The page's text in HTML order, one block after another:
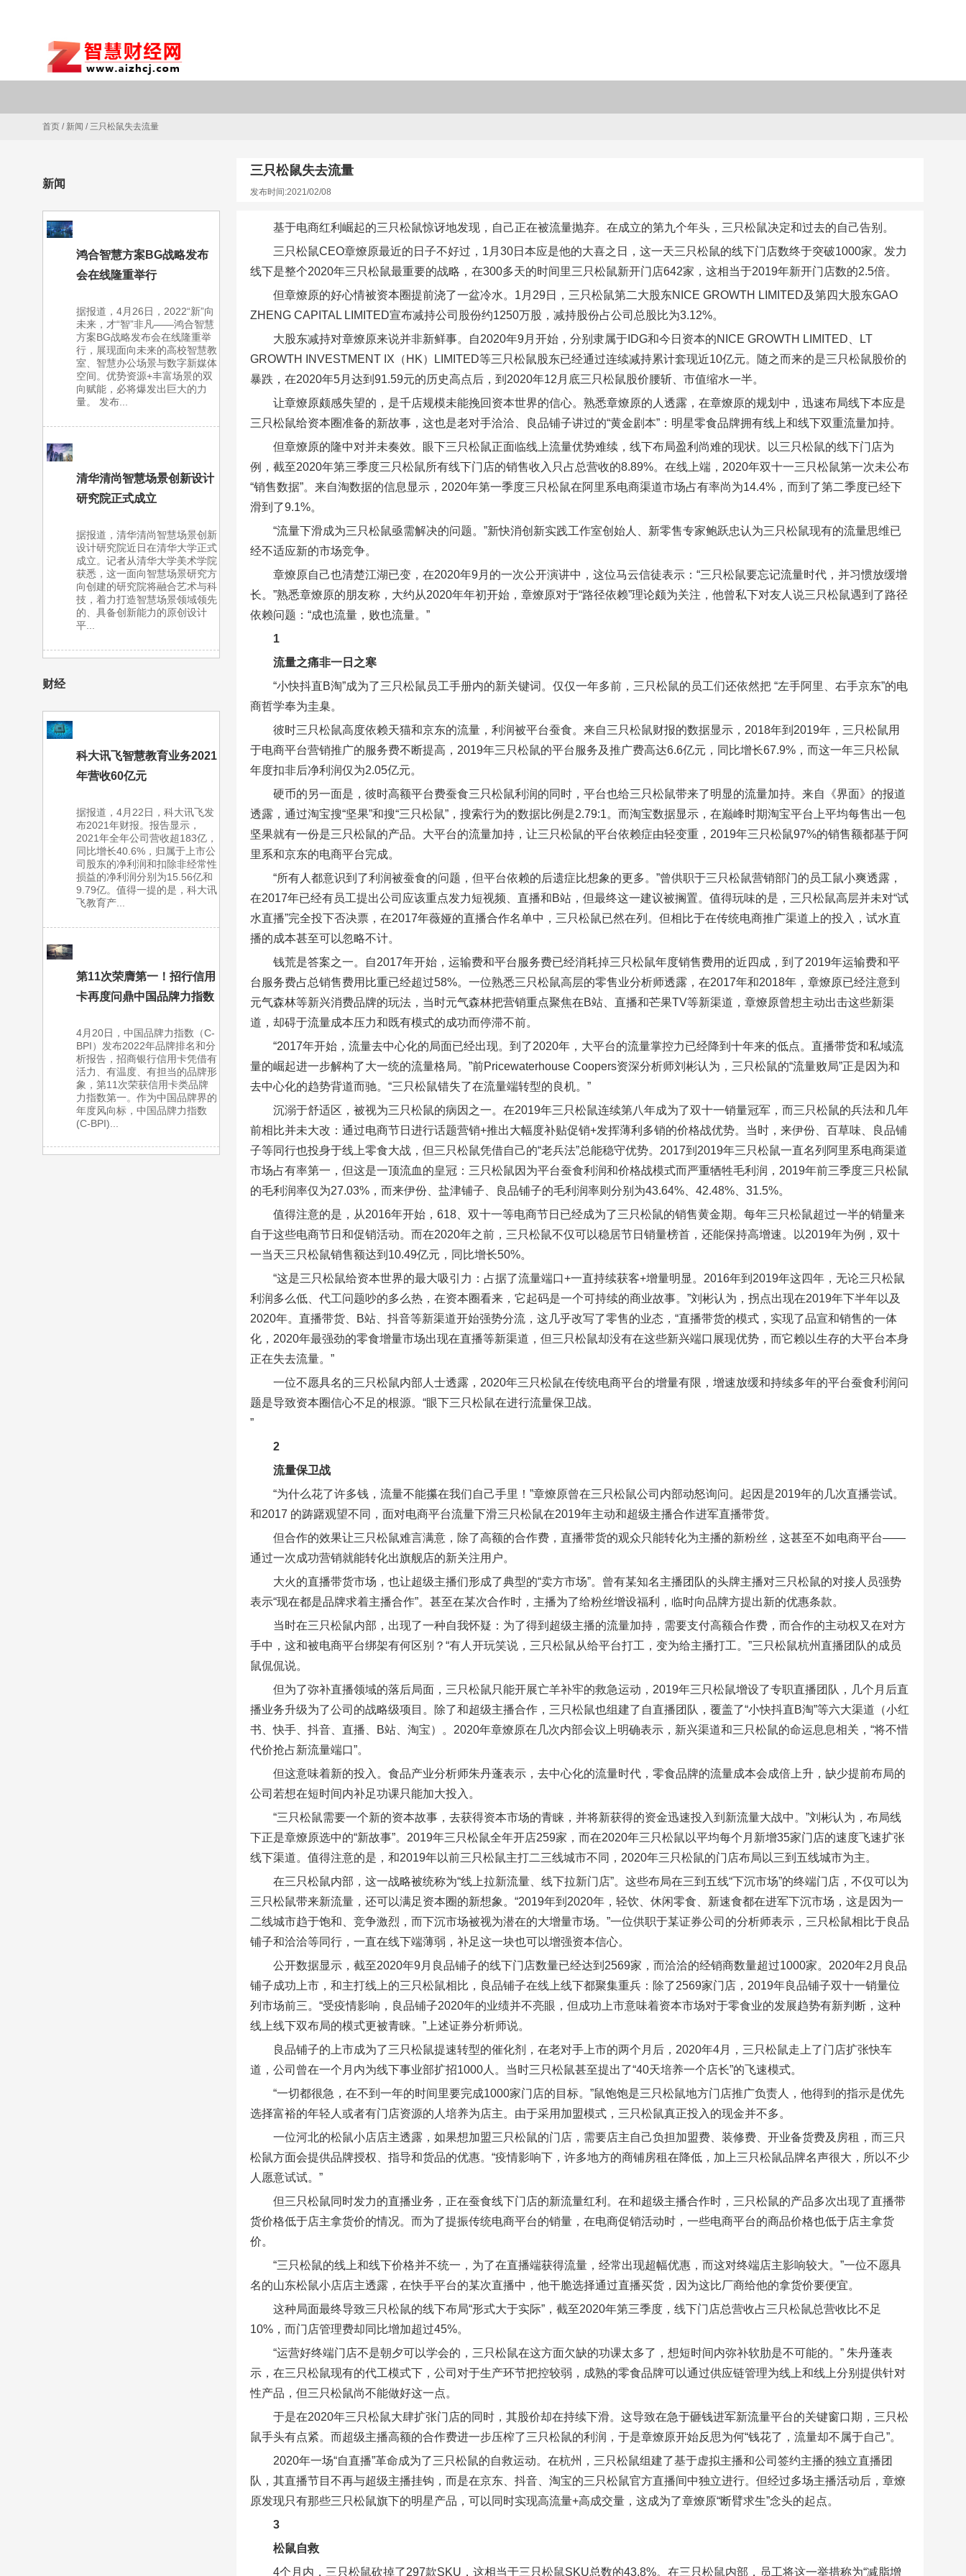
首页 / 新闻 / 三只松鼠失去流量
新闻
鸿合智慧方案BG战略发布
会在线隆重举行
据报道，4月26日，2022“新”向
未来，才“智”非凡——鸿合智慧
方案BG战略发布会在线隆重举
行，展现面向未来的高校智慧教
室、智慧办公场景与数字新媒体
空间。优势资源+丰富场景的双
向赋能，必将爆发出巨大的力
量。 发布...
清华清尚智慧场景创新设计
研究院正式成立
据报道，清华清尚智慧场景创新
设计研究院近日在清华大学正式
成立。记者从清华大学美术学院
获悉，这一面向智慧场景研究方
向创建的研究院将融合艺术与科
技，着力打造智慧场景领域领先
的、具备创新能力的原创设计
平...
财经
科大讯飞智慧教育业务2021
年营收60亿元
据报道，4月22日，科大讯飞发
布2021年财报。报告显示，
2021年全年公司营收超183亿，
同比增长40.6%，归属于上市公
司股东的净利润和扣除非经常性
损益的净利润分别为15.56亿和
9.79亿。值得一提的是，科大讯
飞教育产...
第11次荣膺第一！招行信用
卡再度问鼎中国品牌力指数
4月20日，中国品牌力指数（C-
BPI）发布2022年品牌排名和分
析报告，招商银行信用卡凭借有
活力、有温度、有担当的品牌形
象，第11次荣获信用卡类品牌
力指数第一。作为中国品牌界的
年度风向标，中国品牌力指数
(C-BPI)...
三只松鼠失去流量
发布时间:2021/02/08
基于电商红利崛起的三只松鼠惊讶地发现，自己正在被流量抛弃。在成立的第九个年头，三只松鼠决定和过去的自己告别。
三只松鼠CEO章燎原最近的日子不好过，1月30日本应是他的大喜之日，这一天三只松鼠的线下门店数终于突破1000家。发力
线下是整个2020年三只松鼠最重要的战略，在300多天的时间里三只松鼠新开门店642家，这相当于2019年新开门店数的2.5倍。
但章燎原的好心情被资本圈提前浇了一盆冷水。1月29日，三只松鼠第二大股东NICE GROWTH LIMITED及第四大股东GAO
ZHENG CAPITAL LIMITED宣布减持公司股份约1250万股，减持股份占公司总股比为3.12%。
大股东减持对章燎原来说并非新鲜事。自2020年9月开始，分别隶属于IDG和今日资本的NICE GROWTH LIMITED、LT
GROWTH INVESTMENT IX（HK）LIMITED等三只松鼠股东已经通过连续减持累计套现近10亿元。随之而来的是三只松鼠股价的
暴跌，在2020年5月达到91.59元的历史高点后，到2020年12月底三只松鼠股价腰斩、市值缩水一半。
让章燎原颇感失望的，是千店规模未能挽回资本世界的信心。熟悉章燎原的人透露，在章燎原的规划中，迅速布局线下本应是
三只松鼠给资本圈准备的新故事，这也是老对手洽洽、良品铺子讲过的“黄金剧本”：明星零食品牌拥有线上和线下双重流量加持。
但章燎原的隆中对并未奏效。眼下三只松鼠正面临线上流量优势难续，线下布局盈利尚难的现状。以三只松鼠的线下门店为
例，截至2020年第三季度三只松鼠所有线下门店的销售收入只占总营收的8.89%。在线上端，2020年双十一三只松鼠第一次未公布
“销售数据”。来自淘数据的信息显示，2020年第一季度三只松鼠在阿里系电商渠道市场占有率尚为14.4%，而到了第二季度已经下
滑到了9.1%。
“流量下滑成为三只松鼠亟需解决的问题。”新快消创新实践工作室创始人、新零售专家鲍跃忠认为三只松鼠现有的流量思维已
经不适应新的市场竞争。
章燎原自己也清楚江湖已变，在2020年9月的一次公开演讲中，这位马云信徒表示：“三只松鼠要忘记流量时代，并习惯放缓增
长。”熟悉章燎原的朋友称，大约从2020年年初开始，章燎原对于“路径依赖”理论颇为关注，他曾私下对友人说三只松鼠遇到了路径
依赖问题：“成也流量，败也流量。”
1
流量之痛非一日之寒
“小快抖直B淘”成为了三只松鼠员工手册内的新关键词。仅仅一年多前，三只松鼠的员工们还依然把 “左手阿里、右手京东”的电
商哲学奉为圭臬。
彼时三只松鼠高度依赖天猫和京东的流量，利润被平台蚕食。来自三只松鼠财报的数据显示，2018年到2019年，三只松鼠用
于电商平台营销推广的服务费不断提高，2019年三只松鼠的平台服务及推广费高达6.6亿元，同比增长67.9%，而这一年三只松鼠
年度扣非后净利润仅为2.05亿元。
硬币的另一面是，彼时高额平台费蚕食三只松鼠利润的同时，平台也给三只松鼠带来了明显的流量加持。来自《界面》的报道
透露，通过淘宝搜“坚果”和搜“三只松鼠”，搜索行为的数据比例是2.79:1。而淘宝数据显示，在巅峰时期淘宝平台上平均每售出一包
坚果就有一份是三只松鼠的产品。大平台的流量加持，让三只松鼠的平台依赖症由轻变重，2019年三只松鼠97%的销售额都基于阿
里系和京东的电商平台完成。
“所有人都意识到了利润被蚕食的问题，但平台依赖的后遗症比想象的更多。”曾供职于三只松鼠营销部门的员工鼠小爽透露，
在2017年已经有员工提出公司应该重点发力短视频、直播和B站，但最终这一建议被搁置。值得玩味的是，三只松鼠高层并未对“试
水直播”完全投下否决票，在2017年薇娅的直播合作名单中，三只松鼠已然在列。但相比于在传统电商推广渠道上的投入，试水直
播的成本甚至可以忽略不计。
钱荒是答案之一。自2017年开始，运输费和平台服务费已经消耗掉三只松鼠年度销售费用的近四成，到了2019年运输费和平
台服务费占总销售费用比重已经超过58%。一位熟悉三只松鼠高层的零售业分析师透露，在2017年和2018年，章燎原已经注意到
元气森林等新兴消费品牌的玩法，当时元气森林把营销重点聚焦在B站、直播和芒果TV等新渠道，章燎原曾想主动出击这些新渠
道，却碍于流量成本压力和既有模式的成功而停滞不前。
“2017年开始，流量去中心化的局面已经出现。到了2020年，大平台的流量掌控力已经降到十年来的低点。直播带货和私域流
量的崛起进一步解构了大一统的流量格局。”前Pricewaterhouse Coopers资深分析师刘彬认为，三只松鼠的“流量败局”正是因为和
去中心化的趋势背道而驰。“三只松鼠错失了在流量端转型的良机。”
沉溺于舒适区，被视为三只松鼠的病因之一。在2019年三只松鼠连续第八年成为了双十一销量冠军，而三只松鼠的兵法和几年
前相比并未大改：通过电商节日进行话题营销+推出大幅度补贴促销+发挥薄利多销的价格战优势。当时，来伊份、百草味、良品铺
子等同行也投身于线上零食大战，但三只松鼠凭借自己的“老兵法”总能稳守优势。2017到2019年三只松鼠一直名列阿里系电商渠道
市场占有率第一，但这是一顶流血的皇冠：三只松鼠因为平台蚕食利润和价格战模式而严重牺牲毛利润，2019年前三季度三只松鼠
的毛利润率仅为27.03%，而来伊份、盐津铺子、良品铺子的毛利润率则分别为43.64%、42.48%、31.5%。
值得注意的是，从2016年开始，618、双十一等电商节日已经成为了三只松鼠的销售黄金期。每年三只松鼠超过一半的销量来
自于这些电商节日和促销活动。而在2020年之前，三只松鼠不仅可以稳居节日销量榜首，还能保持高增速。以2019年为例，双十
一当天三只松鼠销售额达到10.49亿元，同比增长50%。
“这是三只松鼠给资本世界的最大吸引力：占据了流量端口+一直持续获客+增量明显。2016年到2019年这四年，无论三只松鼠
利润多么低、代工问题吵的多么热，在资本圈看来，它起码是一个可持续的商业故事。”刘彬认为，拐点出现在2019年下半年以及
2020年。直播带货、B站、抖音等新渠道开始强势分流，这几乎改写了零售的业态，“直播带货的模式，实现了品宣和销售的一体
化，2020年最强劲的零食增量市场出现在直播等新渠道，但三只松鼠却没有在这些新兴端口展现优势，而它赖以生存的大平台本身
正在失去流量。”
一位不愿具名的三只松鼠内部人士透露，2020年三只松鼠在传统电商平台的增量有限，增速放缓和持续多年的平台蚕食利润问
题是导致资本圈信心不足的根源。“眼下三只松鼠在进行流量保卫战。
”
2
流量保卫战
“为什么花了许多钱，流量不能攥在我们自己手里！”章燎原曾在三只松鼠公司内部动怒询问。起因是2019年的几次直播尝试。
和2017 的踌躇观望不同，面对电商平台流量下滑三只松鼠在2019年主动和超级主播合作进军直播带货。
但合作的效果让三只松鼠难言满意，除了高额的合作费，直播带货的观众只能转化为主播的新粉丝，这甚至不如电商平台——
通过一次成功营销就能转化出旗舰店的新关注用户。
大火的直播带货市场，也让超级主播们形成了典型的“卖方市场”。曾有某知名主播团队的头牌主播对三只松鼠的对接人员强势
表示“现在都是品牌求着主播合作”。甚至在某次合作时，主播为了给粉丝增设福利，临时向品牌方提出新的优惠条款。
当时在三只松鼠内部，出现了一种自我怀疑：为了得到超级主播的流量加持，需要支付高额合作费，而合作的主动权又在对方
手中，这和被电商平台绑架有何区别？“有人开玩笑说，三只松鼠从给平台打工，变为给主播打工。”三只松鼠杭州直播团队的成员
鼠侃侃说。
但为了弥补直播领域的落后局面，三只松鼠只能开展亡羊补牢的救急运动，2019年三只松鼠增设了专职直播团队，几个月后直
播业务升级为了公司的战略级项目。除了和超级主播合作，三只松鼠也组建了自直播团队，覆盖了“小快抖直B淘”等六大渠道（小红
书、快手、抖音、直播、B站、淘宝）。2020年章燎原在几次内部会议上明确表示，新兴渠道和三只松鼠的命运息息相关，“将不惜
代价抢占新流量端口”。
但这意味着新的投入。食品产业分析师朱丹蓬表示，去中心化的流量时代，零食品牌的流量成本会成倍上升，缺少提前布局的
公司若想在短时间内补足功课只能加大投入。
“三只松鼠需要一个新的资本故事，去获得资本市场的青睐，并将新获得的资金迅速投入到新流量大战中。”刘彬认为，布局线
下正是章燎原选中的“新故事”。2019年三只松鼠全年开店259家，而在2020年三只松鼠以平均每个月新增35家门店的速度飞速扩张
线下渠道。值得注意的是，和2019年以前三只松鼠主打二三线城市不同，2020年三只松鼠的门店布局以三到五线城市为主。
在三只松鼠内部，这一战略被统称为“线上拉新流量、线下拉新门店”。这些布局在三到五线“下沉市场”的终端门店，不仅可以为
三只松鼠带来新流量，还可以满足资本圈的新想象。“2019年到2020年，轻饮、休闲零食、新速食都在进军下沉市场，这是因为一
二线城市趋于饱和、竞争激烈，而下沉市场被视为潜在的大增量市场。”一位供职于某证券公司的分析师表示，三只松鼠相比于良品
铺子和洽洽等同行，一直在线下端薄弱，补足这一块也可以增强资本信心。
公开数据显示，截至2020年9月良品铺子的线下门店数量已经达到2569家，而洽洽的经销商数量超过1000家。2020年2月良品
铺子成功上市，和主打线上的三只松鼠相比，良品铺子在线上线下都聚集重兵：除了2569家门店，2019年良品铺子双十一销量位
列市场前三。“受疫情影响，良品铺子2020年的业绩并不亮眼，但成功上市意味着资本市场对于零食业的发展趋势有新判断，这种
线上线下双布局的模式更被青睐。”上述证券分析师说。
良品铺子的上市成为了三只松鼠提速转型的催化剂，在老对手上市的两个月后，2020年4月，三只松鼠走上了门店扩张快车
道，公司曾在一个月内为线下事业部扩招1000人。当时三只松鼠甚至提出了“40天培养一个店长”的飞速模式。
“一切都很急，在不到一年的时间里要完成1000家门店的目标。”鼠饱饱是三只松鼠地方门店推广负责人，他得到的指示是优先
选择富裕的年轻人或者有门店资源的人培养为店主。由于采用加盟模式，三只松鼠真正投入的现金并不多。
一位河北的松鼠小店店主透露，如果想加盟三只松鼠的门店，需要店主自己负担加盟费、装修费、开业备货费及房租，而三只
松鼠方面会提供品牌授权、指导和货品的优惠。“疫情影响下，许多地方的商铺房租在降低，加上三只松鼠品牌名声很大，所以不少
人愿意试试。”
但三只松鼠同时发力的直播业务，正在蚕食线下门店的新流量红利。在和超级主播合作时，三只松鼠的产品多次出现了直播带
货价格低于店主拿货价的情况。而为了提振传统电商平台的销量，在电商促销活动时，一些电商平台的商品价格也低于店主拿货
价。
“三只松鼠的线上和线下价格并不统一，为了在直播端获得流量，经常出现超幅优惠，而这对终端店主影响较大。”一位不愿具
名的山东松鼠小店店主透露，在快手平台的某次直播中，他干脆选择通过直播买货，因为这比厂商给他的拿货价要便宜。
这种局面最终导致三只松鼠的线下布局“形式大于实际”，截至2020年第三季度，线下门店总营收占三只松鼠总营收比不足
10%，而门店管理费却同比增加超过45%。
“运营好终端门店不是朝夕可以学会的，三只松鼠在这方面欠缺的功课太多了，想短时间内弥补软肋是不可能的。” 朱丹蓬表
示，在三只松鼠现有的代工模式下，公司对于生产环节把控较弱，成熟的零食品牌可以通过供应链管理为线上和线上分别提供针对
性产品，但三只松鼠尚不能做好这一点。
于是在2020年三只松鼠大肆扩张门店的同时，其股价却在持续下滑。这导致在急于砸钱进军新流量平台的关键窗口期，三只松
鼠手头有点紧。而超级主播高额的合作费进一步压榨了三只松鼠的利润，于是章燎原开始反思为何“钱花了，流量却不属于自己”。
2020年一场“自直播”革命成为了三只松鼠的自救运动。在杭州，三只松鼠组建了基于虚拟主播和公司签约主播的独立直播团
队，其直播节目不再与超级主播挂钩，而是在京东、抖音、淘宝的三只松鼠官方直播间中独立进行。但经过多场主播活动后，章燎
原发现只有那些三只松鼠旗下的明星产品，可以同时实现高流量+高成交量，这成为了章燎原“断臂求生”念头的起点。
3
松鼠自救
4个月内，三只松鼠砍掉了297款SKU，这相当于三只松鼠SKU总数的43.8%。在三只松鼠内部，员工将这一举措称为“减脂增